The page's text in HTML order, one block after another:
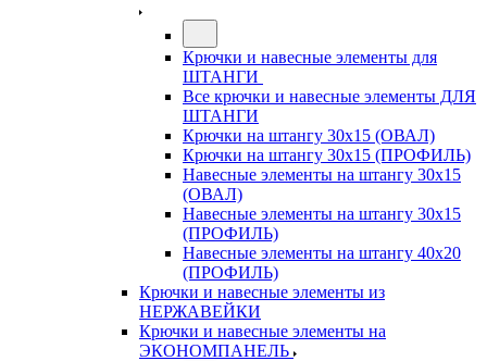
Крючки и навесные элементы для
ШТАНГИ
Все крючки и навесные элементы ДЛЯ
ШТАНГИ
Крючки на штангу 30х15 (ОВАЛ)
Крючки на штангу 30х15 (ПРОФИЛЬ)
Навесные элементы на штангу 30х15
(ОВАЛ)
Навесные элементы на штангу 30х15
(ПРОФИЛЬ)
Навесные элементы на штангу 40х20
(ПРОФИЛЬ)
Крючки и навесные элементы из
НЕРЖАВЕЙКИ
Крючки и навесные элементы на
ЭКОНОМПАНЕЛЬ